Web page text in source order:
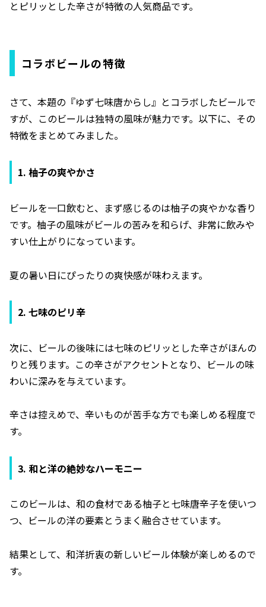
とピリッとした辛さが特徴の人気商品です。
コラボビールの特徴
さて、本題の『ゆず七味唐からし』とコラボしたビールで
すが、このビールは独特の風味が魅力です。以下に、その
特徴をまとめてみました。
1. 柚子の爽やかさ
ビールを一口飲むと、まず感じるのは柚子の爽やかな香り
です。柚子の風味がビールの苦みを和らげ、非常に飲みや
すい仕上がりになっています。
夏の暑い日にぴったりの爽快感が味わえます。
2. 七味のピリ辛
次に、ビールの後味には七味のピリッとした辛さがほんの
りと残ります。この辛さがアクセントとなり、ビールの味
わいに深みを与えています。
辛さは控えめで、辛いものが苦手な方でも楽しめる程度で
す。
3. 和と洋の絶妙なハーモニー
このビールは、和の食材である柚子と七味唐辛子を使いつ
つ、ビールの洋の要素とうまく融合させています。
結果として、和洋折衷の新しいビール体験が楽しめるので
す。